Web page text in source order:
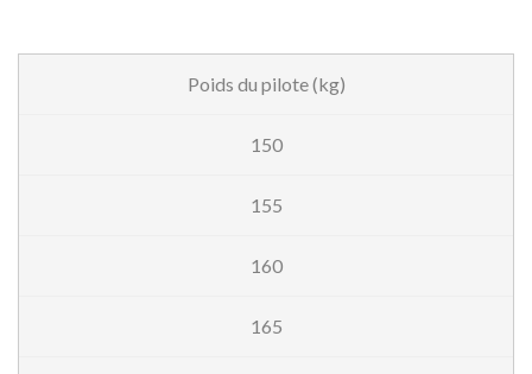
Poids du pilote (kg)
150
155
160
165